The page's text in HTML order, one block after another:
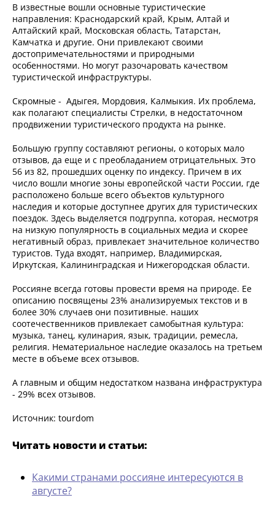
В известные вошли основные туристические
направления: Краснодарский край, Крым, Алтай и
Алтайский край, Московская область, Татарстан,
Камчатка и другие. Они привлекают своими
достопримечательностями и природными
особенностями. Но могут разочаровать качеством
туристической инфраструктуры.
Скромные - Адыгея, Мордовия, Калмыкия. Их проблема,
как полагают специалисты Стрелки, в недостаточном
продвижении туристического продукта на рынке.
Большую группу составляют регионы, о которых мало
отзывов, да еще и с преобладанием отрицательных. Это
56 из 82, прошедших оценку по индексу. Причем в их
число вошли многие зоны европейской части России, где
расположено больше всего объектов культурного
наследия и которые доступнее других для туристических
поездок. Здесь выделяется подгруппа, которая, несмотря
на низкую популярность в социальных медиа и скорее
негативный образ, привлекает значительное количество
туристов. Туда входят, например, Владимирская,
Иркутская, Калининградская и Нижегородская области.
Россияне всегда готовы провести время на природе. Ее
описанию посвящены 23% анализируемых текстов и в
более 30% случаев они позитивные. наших
соотечественников привлекает самобытная культура:
музыка, танец, кулинария, язык, традиции, ремесла,
религия. Нематериальное наследие оказалось на третьем
месте в объеме всех отзывов.
А главным и общим недостатком названа инфраструктура
- 29% всех отзывов.
Источник: tourdom
Читать новости и статьи:
Какими странами россияне интересуются в
августе?